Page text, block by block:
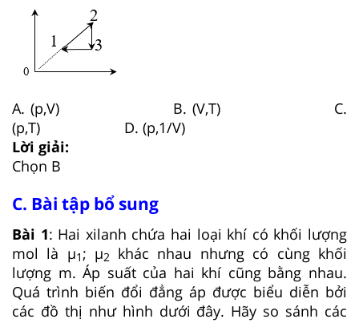
A. (p,V) B. (V,T) C.
(p,T) D. (p,1/V)
Lời giải:
Chọn B
C. Bài tập bổ sung
Bài 1: Hai xilanh chứa hai loại khí có khối lượng
mol là μ1 ; μ2 khác nhau nhưng có cùng khối
lượng m. Áp suất của hai khí cũng bằng nhau.
Quá trình biến đổi đẳng áp được biểu diễn bởi
các đồ thị như hình dưới đây. Hãy so sánh các